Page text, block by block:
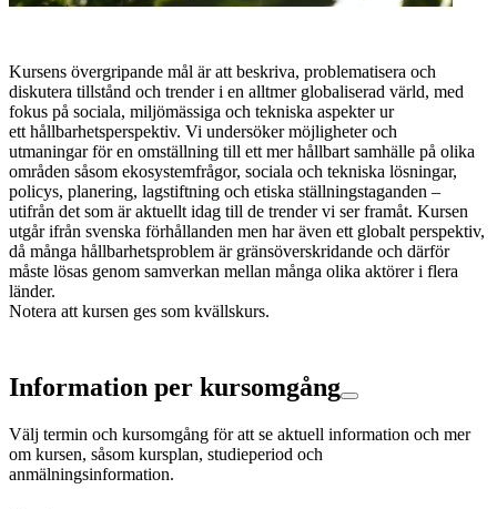
Kursens övergripande mål är att beskriva, problematisera och
diskutera tillstånd och trender i en alltmer globaliserad värld, med
fokus på sociala, miljömässiga och tekniska aspekter ur
ett hållbarhetsperspektiv. Vi undersöker möjligheter och
utmaningar för en omställning till ett mer hållbart samhälle på olika
områden såsom ekosystemfrågor, sociala och tekniska lösningar,
policys, planering, lagstiftning och etiska ställningstaganden –
utifrån det som är aktuellt idag till de trender vi ser framåt. Kursen
utgår ifrån svenska förhållanden men har även ett globalt perspektiv,
då många hållbarhetsproblem är gränsöverskridande och därför
måste lösas genom samverkan mellan många olika aktörer i flera
länder.
Notera att kursen ges som kvällskurs.
Information per kursomgång
Välj termin och kursomgång för att se aktuell information och mer
om kursen, såsom kursplan, studieperiod och
anmälningsinformation.